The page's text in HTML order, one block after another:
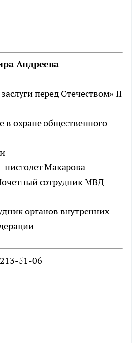
Андреева
перед Отечеством» II
в охране общественного
пистолет Макарова
сотрудник МВД
органов внутренних
51-06